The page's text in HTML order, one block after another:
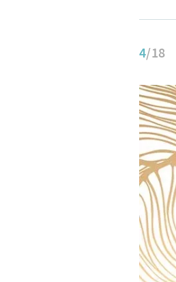
4/18